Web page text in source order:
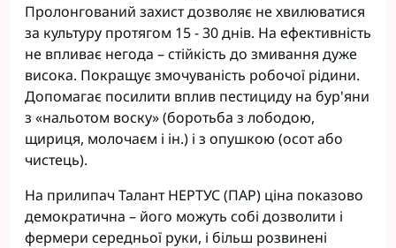
Пролонгований захист дозволяє не хвилюватися
за культуру протягом 15 - 30 днів. На ефективність
не впливає негода – стійкість до змивання дуже
висока. Покращує змочуваність робочої рідини.
Допомагає посилити вплив пестициду на бур'яни
з «нальотом воску» (боротьба з лободою,
щириця, молочаєм і ін.) і з опушкою (осот або
чистець).
На прилипач Талант НЕРТУС (ПАР) ціна показово
демократична – його можуть собі дозволити і
фермери середньої руки, і більш розвинені